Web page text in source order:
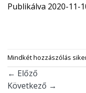
Publikálva 2020-11-
Mindkét hozzászólás
← Előző
Következő →